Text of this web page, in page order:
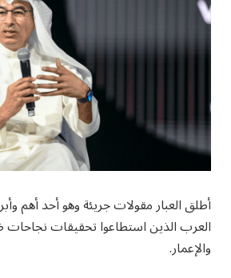
أطلق العبار مقولات جريئة وهو أحد أهم
العرب الذين استطاعوا تحقيقات
والإعمار.